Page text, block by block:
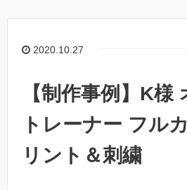
2020.10.27
【制作事例】K様
トレーナー フル
リント＆刺繍